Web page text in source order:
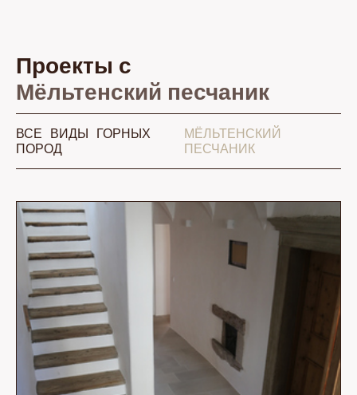
Проекты с
Мёльтенский песчаник
ВСЕ ВИДЫ ГОРНЫХ
ПОРОД
МЁЛЬТЕНСКИЙ
ПЕСЧАНИК